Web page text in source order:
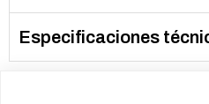
Especificaciones